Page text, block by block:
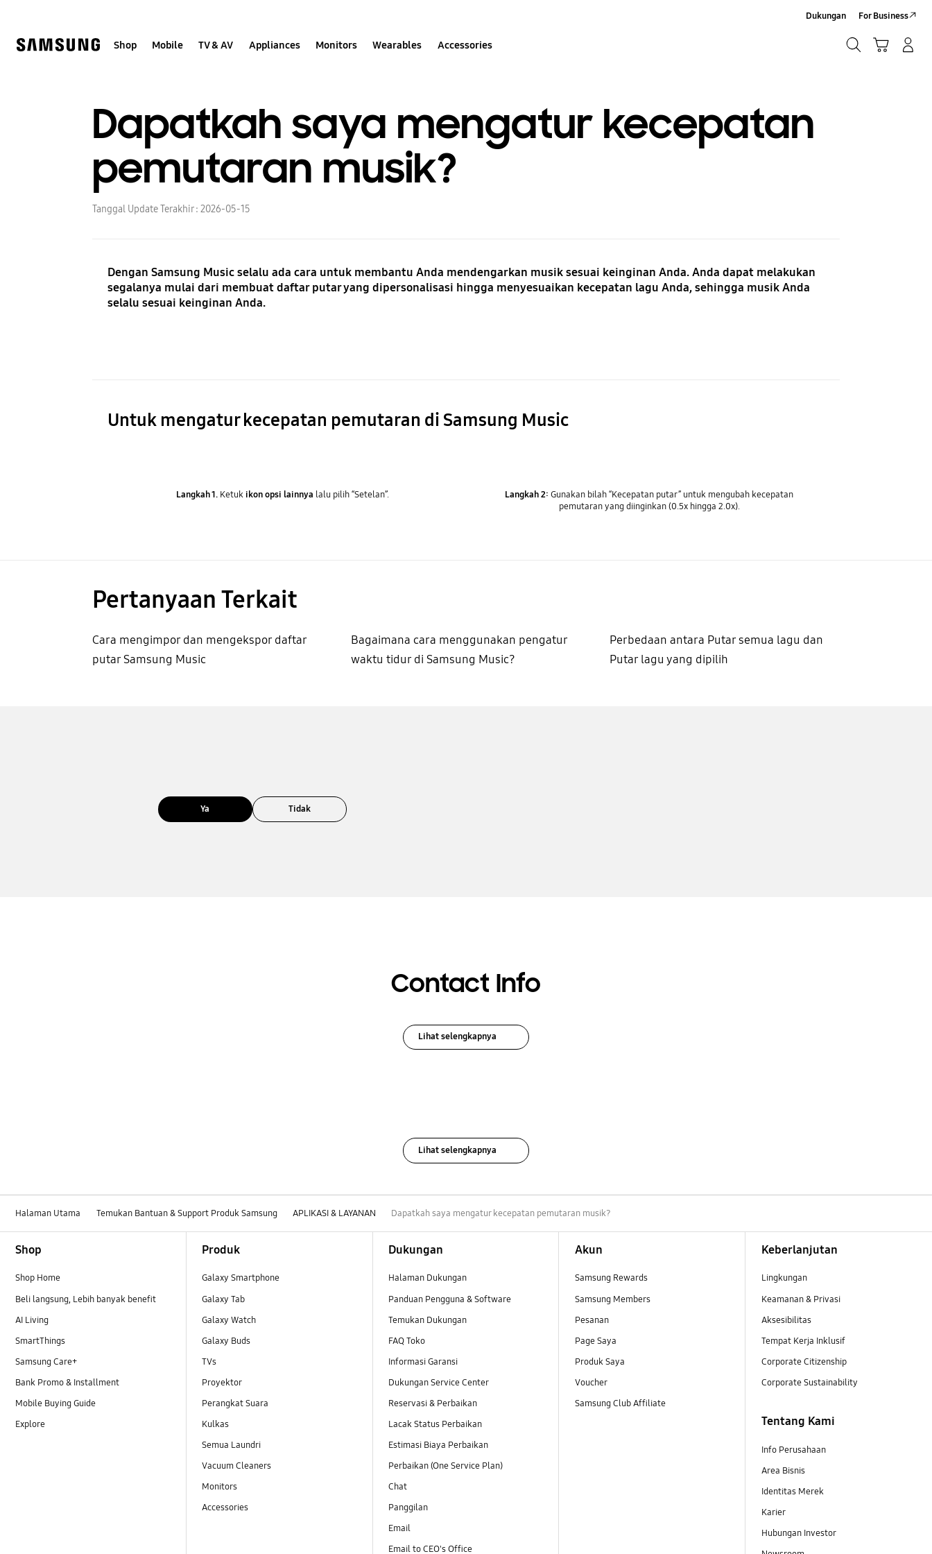
Shop Mobile TV & AV Appliances Monitors Wearables Accessories
Dukungan For Business
Dapatkah saya mengatur kecepatan
pemutaran musik?
Tanggal Update Terakhir : 2026-05-15
Dengan Samsung Music selalu ada cara untuk membantu Anda mendengarkan musik sesuai keinginan Anda. Anda dapat melakukan
segalanya mulai dari membuat daftar putar yang dipersonalisasi hingga menyesuaikan kecepatan lagu Anda, sehingga musik Anda
selalu sesuai keinginan Anda.
Untuk mengatur kecepatan pemutaran di Samsung Music
Langkah 1. Ketuk ikon opsi lainnya lalu pilih “Setelan”. Langkah 2: Gunakan bilah “Kecepatan putar” untuk mengubah kecepatan
pemutaran yang diinginkan (0.5x hingga 2.0x).
Pertanyaan Terkait
Cara mengimpor dan mengekspor daftar
putar Samsung Music
Bagaimana cara menggunakan pengatur
waktu tidur di Samsung Music?
Perbedaan antara Putar semua lagu dan
Putar lagu yang dipilih
Ya Tidak
Contact Info
Lihat selengkapnya
Lihat selengkapnya
Halaman Utama Temukan Bantuan & Support Produk Samsung APLIKASI & LAYANAN Dapatkah saya mengatur kecepatan pemutaran musik?
Shop
Shop Home
Beli langsung, Lebih banyak benefit
AI Living
SmartThings
Samsung Care+
Bank Promo & Installment
Mobile Buying Guide
Explore
Produk
Galaxy Smartphone
Galaxy Tab
Galaxy Watch
Galaxy Buds
TVs
Proyektor
Perangkat Suara
Kulkas
Semua Laundri
Vacuum Cleaners
Monitors
Accessories
Dukungan
Halaman Dukungan
Panduan Pengguna & Software
Temukan Dukungan
FAQ Toko
Informasi Garansi
Dukungan Service Center
Reservasi & Perbaikan
Lacak Status Perbaikan
Estimasi Biaya Perbaikan
Perbaikan (One Service Plan)
Chat
Panggilan
Email
Email to CEO's Office
Akun
Samsung Rewards
Samsung Members
Pesanan
Page Saya
Produk Saya
Voucher
Samsung Club Affiliate
Keberlanjutan
Lingkungan
Keamanan & Privasi
Aksesibilitas
Tempat Kerja Inklusif
Corporate Citizenship
Corporate Sustainability
Tentang Kami
Info Perusahaan
Area Bisnis
Identitas Merek
Karier
Hubungan Investor